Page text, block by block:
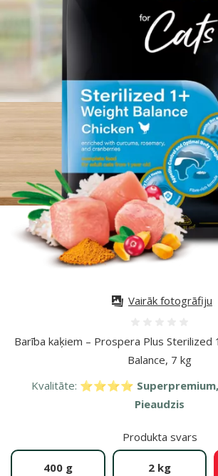
Barība kaķiem – Prospera Plus Sterilized
Balance, 7 kg
Kvalitāte: ⭐⭐⭐⭐ Superpremium,
Pieaudzis
Produkta svars
400 g 2 kg
Vairāk fotogrāfiju